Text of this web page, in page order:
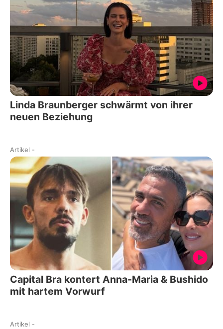
Linda Braunberger schwärmt von ihrer
neuen Beziehung
Artikel -
Capital Bra kontert Anna-Maria & Bushido
mit hartem Vorwurf
Artikel -